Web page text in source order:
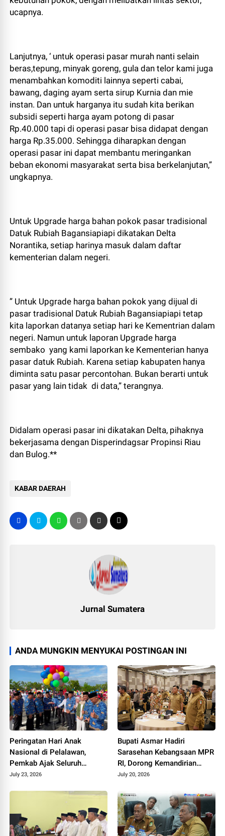
ucapnya.
Lanjutnya, ‘ untuk operasi pasar murah nanti selain
beras,tepung, minyak goreng, gula dan telor kami juga
menambahkan komoditi lainnya seperti cabai,
bawang, daging ayam serta sirup Kurnia dan mie
instan. Dan untuk harganya itu sudah kita berikan
subsidi seperti harga ayam potong di pasar
Rp.40.000 tapi di operasi pasar bisa didapat dengan
harga Rp.35.000. Sehingga diharapkan dengan
operasi pasar ini dapat membantu meringankan
beban ekonomi masyarakat serta bisa berkelanjutan,”
ungkapnya.
Untuk Upgrade harga bahan pokok pasar tradisional
Datuk Rubiah Bagansiapiapi dikatakan Delta
Norantika, setiap harinya masuk dalam daftar
kementerian dalam negeri.
” Untuk Upgrade harga bahan pokok yang dijual di
pasar tradisional Datuk Rubiah Bagansiapiapi tetap
kita laporkan datanya setiap hari ke Kementrian dalam
negeri. Namun untuk laporan Upgrade harga
sembako yang kami laporkan ke Kementerian hanya
pasar datuk Rubiah. Karena setiap kabupaten hanya
diminta satu pasar percontohan. Bukan berarti untuk
pasar yang lain tidak di data,” terangnya.
Didalam operasi pasar ini dikatakan Delta, pihaknya
bekerjasama dengan Disperindagsar Propinsi Riau
dan Bulog.**
KABAR DAERAH
Jurnal Sumatera
ANDA MUNGKIN MENYUKAI POSTINGAN INI
Peringatan Hari Anak
Nasional di Pelalawan,
Pemkab Ajak Seluruh
Elemen Wujudkan Generasi
July 23, 2026
Bupati Asmar Hadiri
Sarasehan Kebangsaan MPR
RI, Dorong Kemandirian
Fiskal Daerah
July 20, 2026